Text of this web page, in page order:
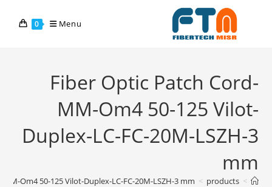
0 Menu
Fiber Optic Patch Cord-
MM-Om4 50-125 Vilot-
Duplex-LC-FC-20M-LSZH-3
mm
>
products
>
Om4 50-125 Vilot-Duplex-LC-FC-20M-LSZH-3 mm